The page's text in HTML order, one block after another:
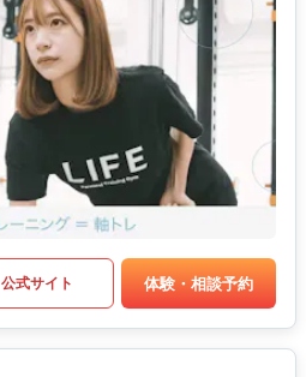
公式サイト 体験・相談予約